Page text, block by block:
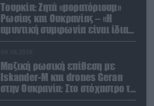
Τουρκία: Ζητά «μορατόριουμ»
Ρωσίας και Ουκρανίας – «Η
αμυντική συμφωνία είναι ίδια
με το άρθρο 5 του ΝΑΤΟ» (upd)
Μαζική ρωσική επίθεση με
Iskander-M και drones Geran
στην Ουκρανία: Στο στόχαστρο το
εργοστάσιο των Flamingo